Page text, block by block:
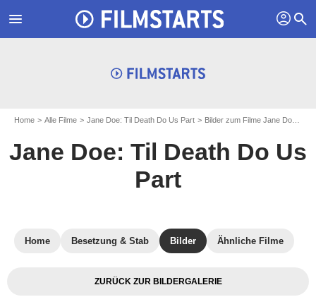
menu profil search
Home Alle Filme Jane Doe: Til Death Do Us Part Bilder zum Filme Jane Doe: Til Death Do Us Part
Jane Doe: Til Death Do Us
Part
Home Besetzung & Stab Bilder Ähnliche Filme
ZURÜCK ZUR BILDERGALERIE